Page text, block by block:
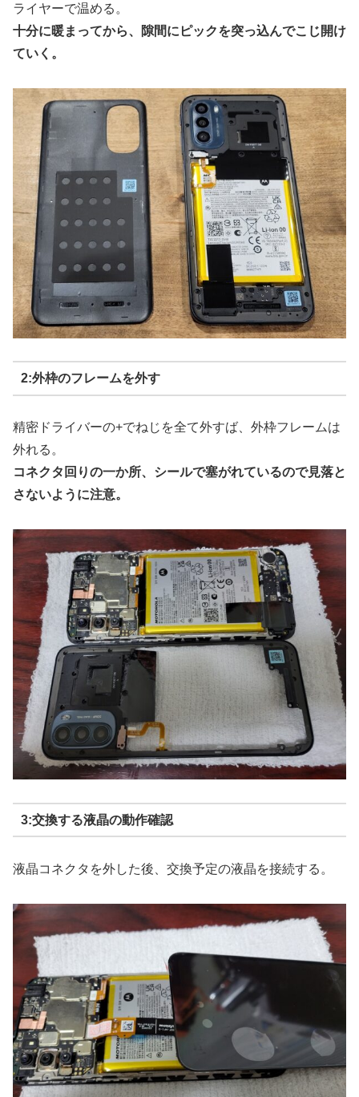
ライヤーで温める。
十分に暖まってから、隙間にピックを突っ込んでこじ開け
ていく。
2:外枠のフレームを外す
精密ドライバーの+でねじを全て外すば、外枠フレームは
外れる。
コネクタ回りの一か所、シールで塞がれているので見落と
さないように注意。
3:交換する液晶の動作確認
液晶コネクタを外した後、交換予定の液晶を接続する。